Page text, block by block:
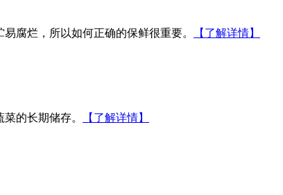
腐烂，所以如何正确的保鲜很重要。 【了解详情】
的长期储存。 【了解详情】